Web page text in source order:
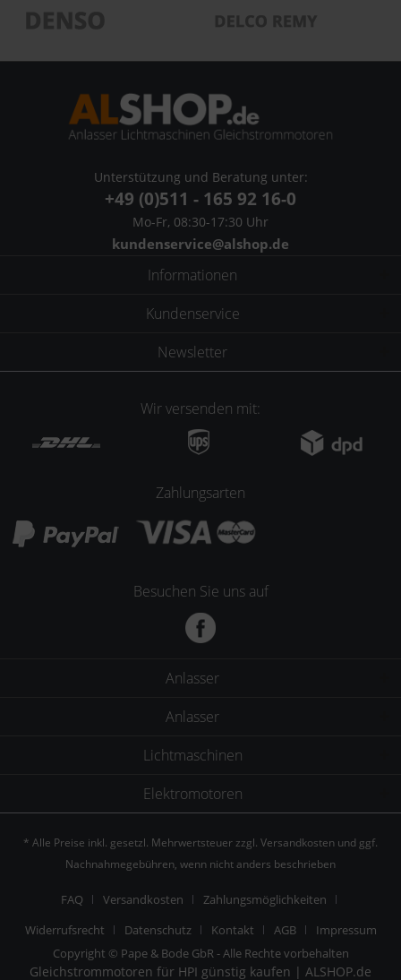
Unterstützung und Beratung unter:
+49 (0)511 - 165 92 16-0
Mo-Fr, 08:30-17:30 Uhr
kundenservice@alshop.de
Informationen
Kundenservice
Newsletter
Wir versenden mit:
Zahlungsarten
Besuchen Sie uns auf
Anlasser
Anlasser
Lichtmaschinen
Elektromotoren
* Alle Preise inkl. gesetzl. Mehrwertsteuer zzgl. Versandkosten und ggf.
Nachnahmegebühren, wenn nicht anders beschrieben
FAQ Versandkosten
Zahlungsmöglichkeiten
Widerrufsrecht
Datenschutz Kontakt AGB
Impressum
Copyright © Pape & Bode GbR - Alle Rechte vorbehalten
Gleichstrommotoren für HPI günstig kaufen | ALSHOP.de